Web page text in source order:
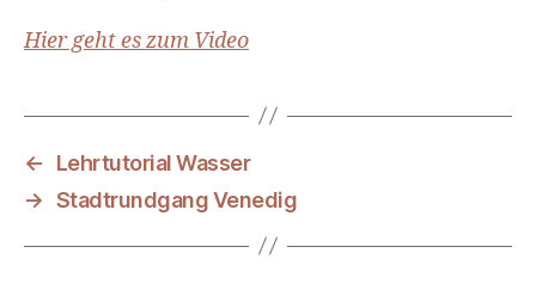
Hier geht es zum Video
←
Lehrtutorial Wasser
→ Stadtrundgang Venedig